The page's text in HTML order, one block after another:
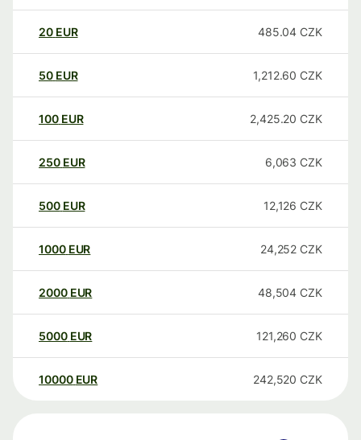
20 EUR 485.04 CZK
50 EUR 1,212.60 CZK
100 EUR 2,425.20 CZK
250 EUR 6,063 CZK
500 EUR 12,126 CZK
1000 EUR 24,252 CZK
2000 EUR 48,504 CZK
5000 EUR 121,260 CZK
10000 EUR 242,520 CZK